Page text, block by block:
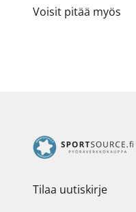
Voisit pitää myös
Tilaa uutiskirje